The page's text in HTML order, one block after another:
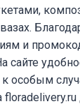
и
сайте
особым